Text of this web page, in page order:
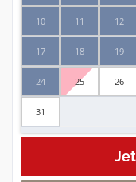
10 11 12
17 18 19
24 25 26
31